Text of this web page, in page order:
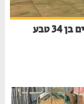
טרגדיה בקפריסין: תושב ירושלים בן 34 טבע